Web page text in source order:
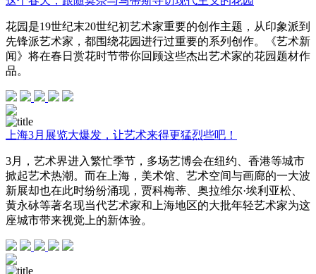
花园是19世纪末20世纪初艺术家重要的创作主题，从印象派到
先锋派艺术家，都围绕花园进行过重要的系列创作。《艺术新
闻》将在春日赏花时节带你回顾这些杰出艺术家的花园题材作
品。
上海3月展览大爆发，让艺术来得更猛烈些吧！
3月，艺术界进入繁忙季节，多场艺博会在纽约、香港等城市
掀起艺术热潮。而在上海，美术馆、艺术空间与画廊的一大波
新展却也在此时纷纷涌现，贾科梅蒂、奥拉维尔·埃利亚松、
黄永砅等著名现当代艺术家和上海地区的大批年轻艺术家为这
座城市带来视觉上的新体验。